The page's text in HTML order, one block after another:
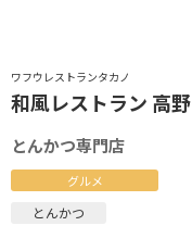
ワフウレストランタカノ
和風レストラン 高野
とんかつ専門店
グルメ
とんかつ